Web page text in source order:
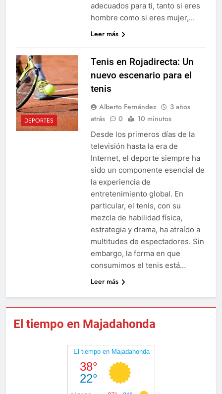
adecuados para ti, tanto si eres
hombre como si eres mujer,…
Leer más
DEPORTES
Tenis en Rojadirecta: Un
nuevo escenario para el
tenis
Alberto Fernández
3 años
atrás
0 10 minutos
Desde los primeros días de la
televisión hasta la era de
Internet, el deporte siempre ha
sido un componente esencial de
la experiencia de
entretenimiento global. En
particular, el tenis, con su
mezcla de habilidad física,
estrategia y drama, ha atraído a
multitudes de espectadores. Sin
embargo, la forma en que
consumimos el tenis está…
Leer más
El tiempo en Majadahonda